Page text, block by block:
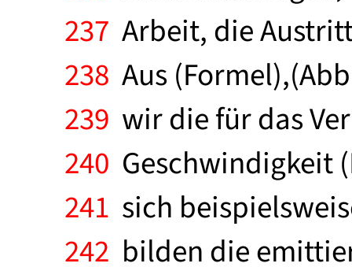
237 Arbeit, die
238 Aus
239 wir die für das
240 Geschwindigkeit
241 sich
242 bilden die